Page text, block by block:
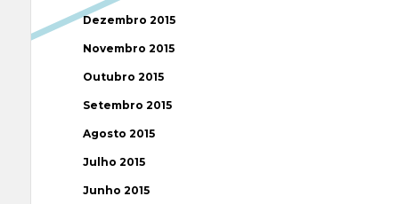
Dezembro 2015
Novembro 2015
Outubro 2015
Setembro 2015
Agosto 2015
Julho 2015
Junho 2015